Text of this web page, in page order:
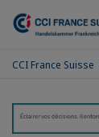
CCI France Suisse